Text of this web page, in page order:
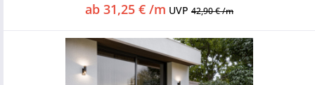
ab 31,25 € /m UVP 42,90 € /m